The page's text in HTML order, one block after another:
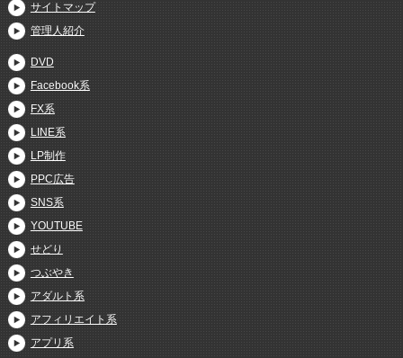
サイトマップ
管理人紹介
DVD
Facebook系
FX系
LINE系
LP制作
PPC広告
SNS系
YOUTUBE
せどり
つぶやき
アダルト系
アフィリエイト系
アプリ系